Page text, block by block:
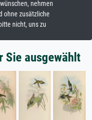
nehmen
ohne zusätzliche
nicht, uns zu
Sie ausgewählt